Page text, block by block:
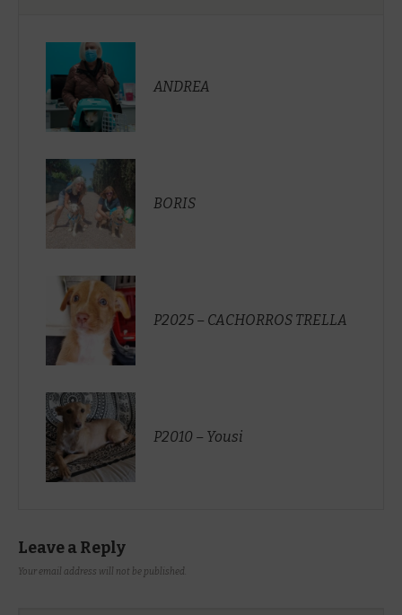
ANDREA
BORIS
P2025 – CACHORROS TRELLA
P2010 – Yousi
Leave a Reply
Your email address will not be published.